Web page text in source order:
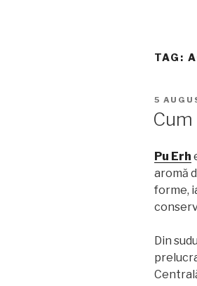
TAG:
5
Pu Erh
aromă
forme,
Din